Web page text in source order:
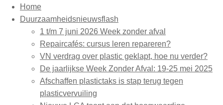
Home
Duurzaamheidsnieuwsflash
1 t/m 7 juni 2026 Week zonder afval
Repaircafés: cursus leren repareren?
VN verdrag over plastic geklapt, hoe nu verder?
De jaarlijkse Week Zonder Afval: 19-25 mei 2025
Afschaffen plastictaks is stap terug tegen
plasticvervuiling